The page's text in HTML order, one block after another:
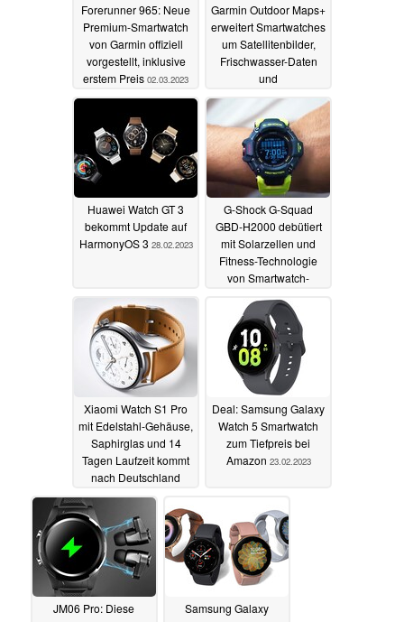
Forerunner 965: Neue
Premium-Smartwatch
von Garmin offiziell
vorgestellt, inklusive
erstem Preis 02.03.2023
Garmin Outdoor Maps+
erweitert Smartwatches
um Satellitenbilder,
Frischwasser-Daten
und
Grundstücksgrenzen
28.02.2023
Huawei Watch GT 3
bekommt Update auf
HarmonyOS 3 28.02.2023
G-Shock G-Squad
GBD-H2000 debütiert
mit Solarzellen und
Fitness-Technologie
von Smartwatch-
28.02.2023
Xiaomi Watch S1 Pro
mit Edelstahl-Gehäuse,
Saphirglas und 14
Tagen Laufzeit kommt
nach Deutschland
26.02.2023
Deal: Samsung Galaxy
Watch 5 Smartwatch
zum Tiefpreis bei
Amazon 23.02.2023
JM06 Pro: Diese
Samsung Galaxy